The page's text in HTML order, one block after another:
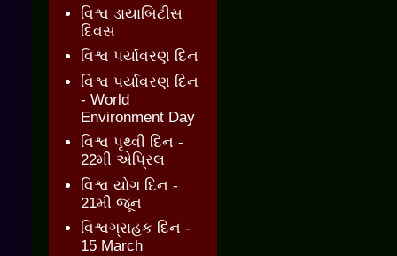
વિશ્વ ડાયાબિટીસ
દિવસ
વિશ્વ પર્યાવરણ દિન
વિશ્વ પર્યાવરણ દિન
- World
Environment Day
વિશ્વ પૃથ્વી દિન -
22મી એપ્રિલ
વિશ્વ યોગ દિન -
21મી જૂન
વિશ્વગ્રાહક દિન -
15 March